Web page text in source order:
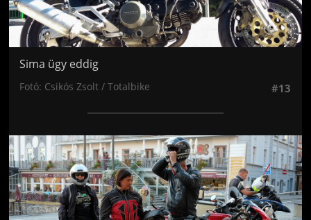
Sima ügy eddig
Fotó: Csikós Zsolt / Totalbike #13
Jön még kép!